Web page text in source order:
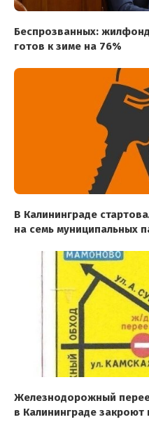
Беспрозванных:
готов к зиме на 76%
В Калининграде
на семь муниципальных
Железнодорожный
в Калининграде закроют